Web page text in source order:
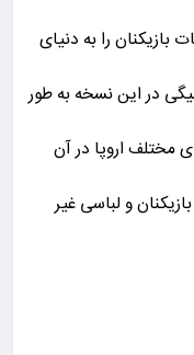
بازیکنان را به دنیای
در این نسخه به طور
تیم از کشورهای مختلف اروپا در آن
و لباسی غیر